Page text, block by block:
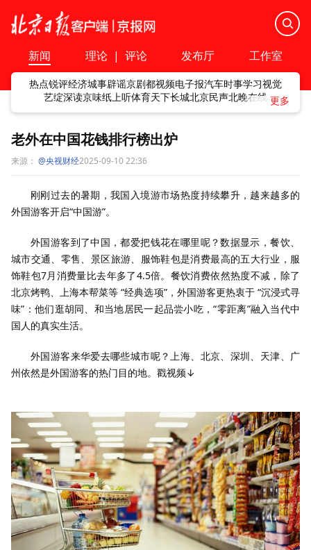
新闻 理论 | 评论 发布厅 工作室
热点锐评经济城事辟谣京剧都视频电子报汽车时事学习视觉
艺绽深读京味纸上听体育天下长城北京民声北晚在线
老外在中国花钱排行榜出炉
来源： @央视财经2025-09-10 22:36
刚刚过去的暑期，我国入境游市场热度持续攀升，越来越多的
外国游客开启“中国游”。
外国游客到了中国，都爱把钱花在哪里呢？数据显示，餐饮、
城市交通、零售、景区旅游、服饰鞋包是消费最高的五大行业，服
饰鞋包7月消费量比去年多了4.5倍。餐饮消费依然热度不减，除了
北京烤鸭、上海本帮菜等 “经典选项”，外国游客更热衷于 “沉浸式寻
味”：他们逛胡同、和当地居民一起品尝小吃，“零距离”融入当代中
国人的真实生活。
外国游客来华爱去哪些城市呢？上海、北京、深圳、天津、广
州依然是外国游客的热门目的地。戳视频↓